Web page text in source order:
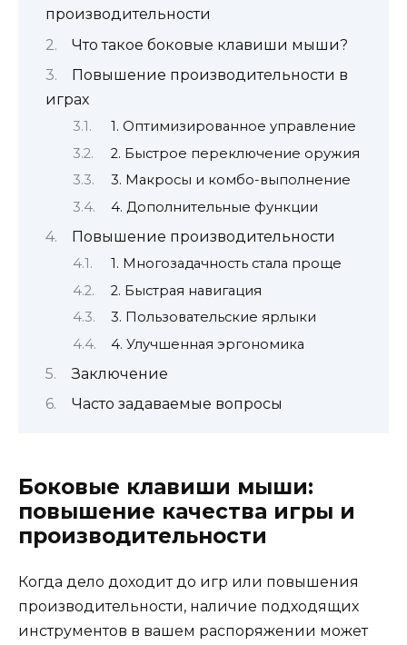
производительности
Что такое боковые клавиши мыши?
Повышение производительности в
играх
1. Оптимизированное управление
2. Быстрое переключение оружия
3. Макросы и комбо-выполнение
4. Дополнительные функции
Повышение производительности
1. Многозадачность стала проще
2. Быстрая навигация
3. Пользовательские ярлыки
4. Улучшенная эргономика
Заключение
Часто задаваемые вопросы
Боковые клавиши мыши:
повышение качества игры и
производительности
Когда дело доходит до игр или повышения
производительности, наличие подходящих
инструментов в вашем распоряжении может